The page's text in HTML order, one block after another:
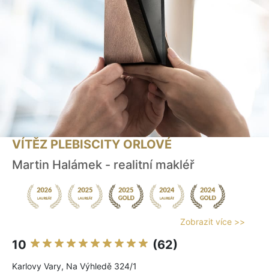
VÍTĚZ PLEBISCITY ORLOVÉ
Martin Halámek - realitní makléř
Zobrazit více >>
10 (62)
Karlovy Vary, Na Výhledě 324/1